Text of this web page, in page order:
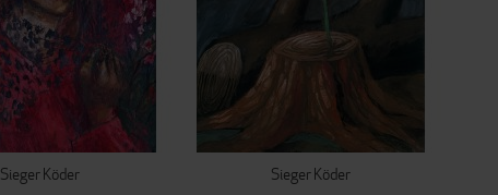
Sieger Köder Sieger Köder